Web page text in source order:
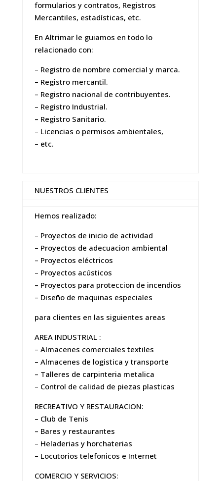
formularios y contratos, Registros
Mercantiles, estadísticas, etc.
En Altrimar le guiamos en todo lo
relacionado con:
– Registro de nombre comercial y marca.
– Registro mercantil.
– Registro nacional de contribuyentes.
– Registro Industrial.
– Registro Sanitario.
– Licencias o permisos ambientales,
– etc.
NUESTROS CLIENTES
Hemos realizado:
– Proyectos de inicio de actividad
– Proyectos de adecuacion ambiental
– Proyectos eléctricos
– Proyectos acústicos
– Proyectos para proteccion de incendios
– Diseño de maquinas especiales
para clientes en las siguientes areas
AREA INDUSTRIAL :
– Almacenes comerciales textiles
– Almacenes de logistica y transporte
– Talleres de carpinteria metalica
– Control de calidad de piezas plasticas
RECREATIVO Y RESTAURACION:
– Club de Tenis
– Bares y restaurantes
– Heladerias y horchaterias
– Locutorios telefonicos e Internet
COMERCIO Y SERVICIOS: